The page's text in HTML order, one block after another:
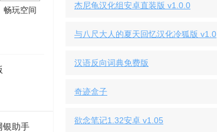
畅玩空间
银助手
杰尼龟汉化组安卓直装版 v1.0.0
与八尺大人的夏天回忆汉化冷狐版 v1.0
汉语反向词典免费版
奇迹盒子
欲念笔记1.32安卓 v1.05